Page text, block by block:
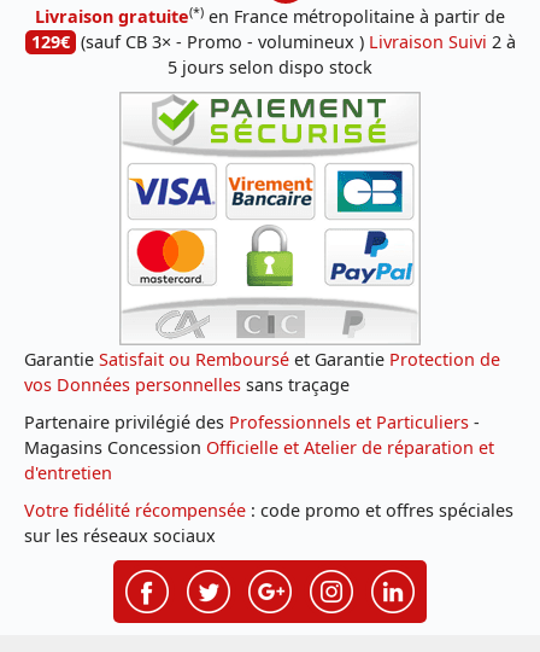
Livraison gratuite(*) en France métropolitaine à partir de
129€ (sauf CB 3× - Promo - volumineux ) Livraison Suivi 2 à
5 jours selon dispo stock
Garantie Satisfait ou Remboursé et Garantie Protection de
vos Données personnelles sans traçage
Partenaire privilégié des Professionnels et Particuliers -
Magasins Concession Officielle et Atelier de réparation et
d'entretien
Votre fidélité récompensée : code promo et offres spéciales
sur les réseaux sociaux